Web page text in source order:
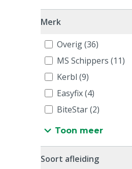
Merk
Overig (36)
MS Schippers (11)
Kerbl (9)
Easyfix (4)
BiteStar (2)
Toon meer
Soort afleiding